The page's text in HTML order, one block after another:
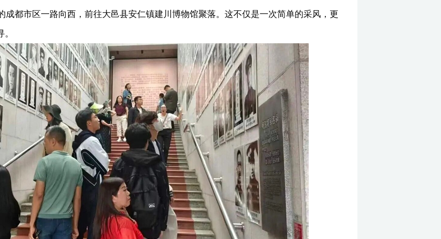
成都市区一路向西，前往大邑县安仁镇建川博物馆聚落。这不仅是一次简单的采风，更